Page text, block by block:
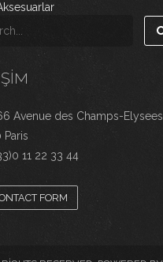
Avenue des Champs-Elysees.
Paris
11 22 33 44
FORM